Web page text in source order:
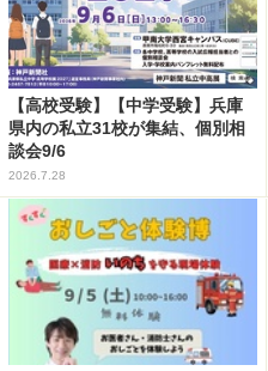
【高校受験】【中学受験】兵庫
県内の私立31校が集結、個別相
談会9/6
2026.7.28